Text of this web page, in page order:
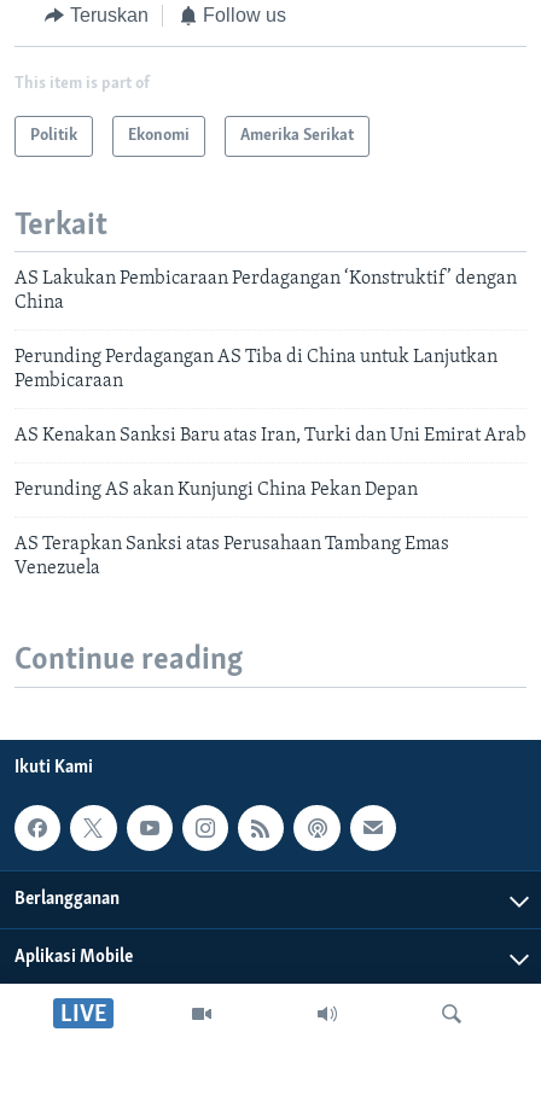
LIVE
Teruskan Follow us
This item is part of
Politik Ekonomi Amerika Serikat
Terkait
AS Lakukan Pembicaraan Perdagangan ‘Konstruktif’ dengan
China
Perunding Perdagangan AS Tiba di China untuk Lanjutkan
Pembicaraan
AS Kenakan Sanksi Baru atas Iran, Turki dan Uni Emirat Arab
Perunding AS akan Kunjungi China Pekan Depan
AS Terapkan Sanksi atas Perusahaan Tambang Emas
Venezuela
Continue reading
Ikuti Kami
Berlangganan
Aplikasi Mobile
Tentang Kami